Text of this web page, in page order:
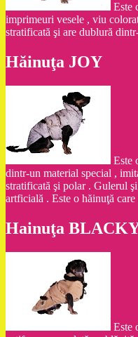
Este
imprimeuri vesele , viu
stratificată şi are dublură
Hăinuţa JOY
Este
dintr-un material special ,
stratificată şi polar . Gulerul
artficială . Este o hăinuţă
Hainuţa
Este